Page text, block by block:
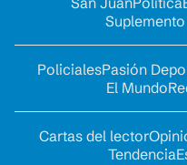
PolicialesPasión
El Mundo
Cartas del lector
Tendencia